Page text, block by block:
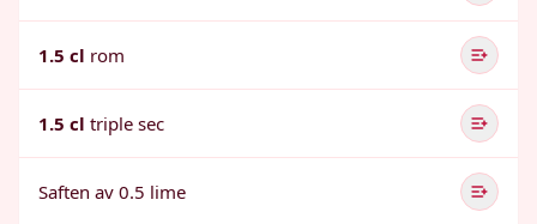
1.5 cl rom
1.5 cl triple sec
Saften av 0.5 lime